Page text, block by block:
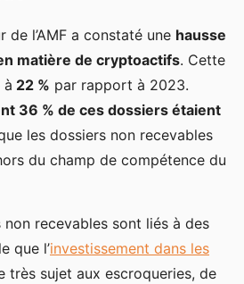
de l’AMF a constaté une hausse
matière de cryptoactifs. Cette
à 22 % par rapport à 2023.
36 % de ces dossiers étaient
les dossiers non recevables
du champ de compétence du
recevables sont liés à des
que l’investissement dans les
très sujet aux escroqueries, de